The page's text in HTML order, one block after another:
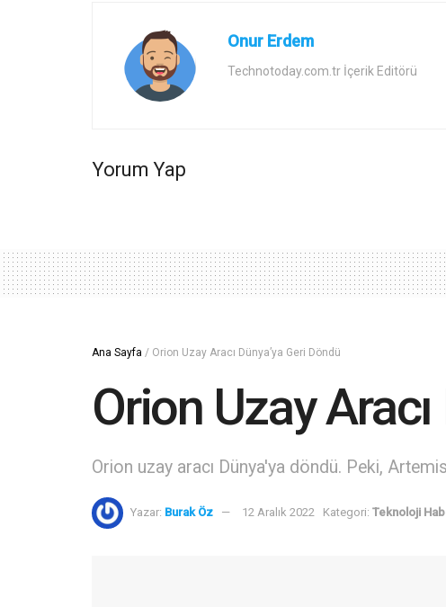
Onur Erdem
Technotoday.com.tr İçerik Editörü
Yorum Yap
Ana Sayfa / Orion Uzay Aracı Dünya’ya Geri Döndü
Orion Uzay
Orion uzay aracı Dünya'ya döndü. Peki,
Yazar: Burak Öz 12 Aralık 2022 Kategori: Teknoloji